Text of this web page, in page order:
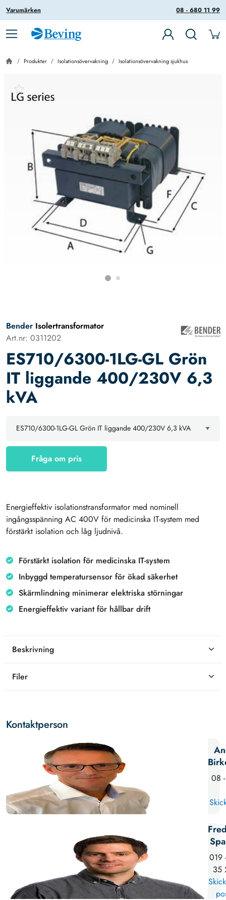
08 - 680 11 99
Varumärken
Produkter Isolationsövervakning Isolationsövervakning sjukhus
Bender Isolertransformator
Art.nr: 0311202
ES710/6300-1LG-GL Grön
IT liggande 400/230V 6,3
kVA
Fråga om pris
Energieffektiv isolationstransformator med nominell
ingångsspänning AC 400V för medicinska IT-system med
förstärkt isolation och låg ljudnivå.
Förstärkt isolation för medicinska IT-system
Inbyggd temperatursensor för ökad säkerhet
Skärmlindning minimerar elektriska störningar
Energieffektiv variant för hållbar drift
Beskrivning
Filer
Kontaktperson
08
019
35